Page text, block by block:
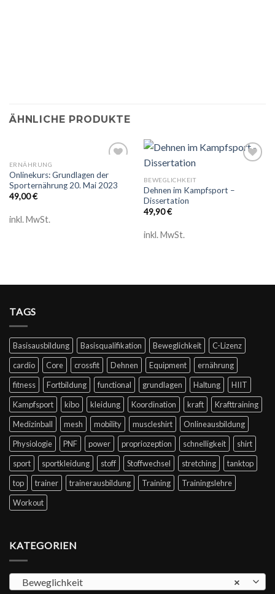
ÄHNLICHE PRODUKTE
wishlist
ERNÄHRUNG
Onlinekurs: Grundlagen der
Sporternährung 20. Mai 2023
49,00€
inkl. MwSt.
BEWEGLICHKEIT
Dehnen im Kampfsport –
Dissertation
49,90€
inkl. MwSt.
TAGS
Basisausbildung Basisqualifikation Beweglichkeit
C-Lizenz
cardio
Core crossfit Dehnen Equipment
ernährung
fitness
Fortbildung functional grundlagen Haltung
HIIT
Kampfsport
kibo kleidung Koordination kraft
Krafttraining
Medizinball
mesh mobility muscleshirt
Onlineausbildung
Physiologie
PNF power propriozeption schnelligkeit
shirt
sport
sportkleidung stoff Stoffwechsel stretching
tanktop
top
trainer trainerausbildung Training
Trainingslehre
Workout
KATEGORIEN
×
Beweglichkeit